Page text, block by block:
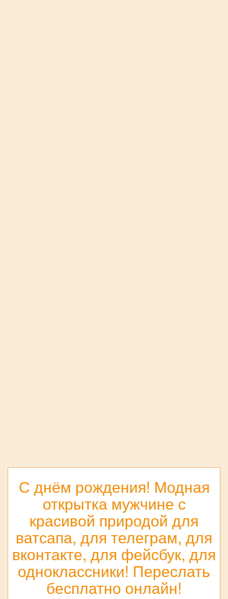
С днём рождения! Модная
открытка мужчине с
красивой природой для
ватсапа, для телеграм, для
вконтакте, для фейсбук, для
одноклассники! Переслать
бесплатно онлайн!